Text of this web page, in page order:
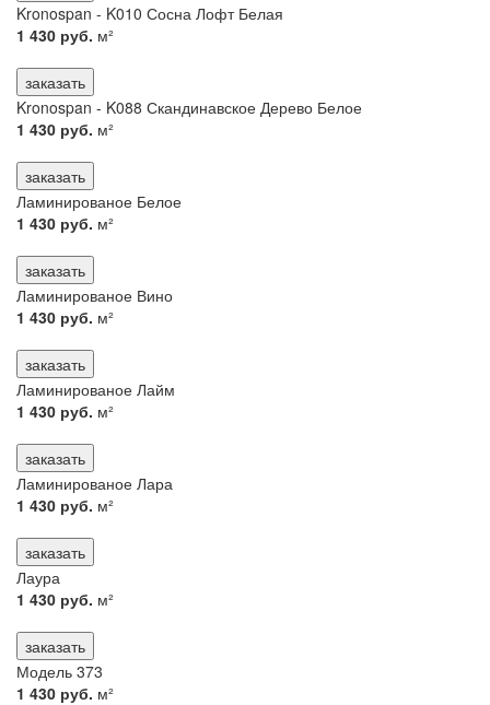
Kronospan - K010 Сосна Лофт Белая
1 430 руб. м²
заказать
Kronospan - K088 Скандинавское Дерево Белое
1 430 руб. м²
заказать
Ламинированое Белое
1 430 руб. м²
заказать
Ламинированое Вино
1 430 руб. м²
заказать
Ламинированое Лайм
1 430 руб. м²
заказать
Ламинированое Лара
1 430 руб. м²
заказать
Лаура
1 430 руб. м²
заказать
Модель 373
1 430 руб. м²